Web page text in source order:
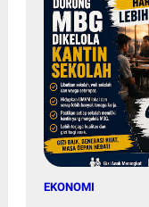
EKONOMI